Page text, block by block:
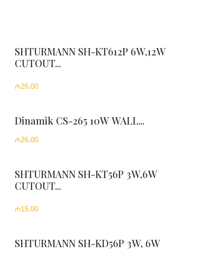
SHTURMANN SH-KT612P 6W,12W
CUTOUT...
₼26.00
Dinamik CS-265 10W WALL...
₼26.00
SHTURMANN SH-KT56P 3W,6W
CUTOUT...
₼15.00
SHTURMANN SH-KD56P 3W, 6W